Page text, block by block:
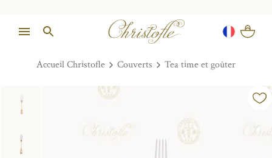
Accueil Christofle Couverts Tea time et goûter